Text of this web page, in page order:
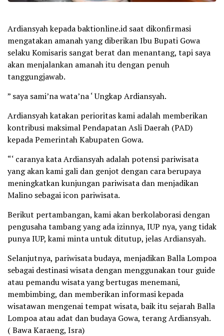
Ardiansyah kepada baktionline.id saat dikonfirmasi
mengatakan amanah yang diberikan Ibu Bupati Gowa
selaku Komisaris sangat berat dan menantang, tapi saya
akan menjalankan amanah itu dengan penuh
tanggungjawab.
” saya sami’na wata’na ‘ Ungkap Ardiansyah.
Ardiansyah katakan perioritas kami adalah memberikan
kontribusi maksimal Pendapatan Asli Daerah (PAD)
kepada Pemerintah Kabupaten Gowa.
“‘ caranya kata Ardiansyah adalah potensi pariwisata
yang akan kami gali dan genjot dengan cara berupaya
meningkatkan kunjungan pariwisata dan menjadikan
Malino sebagai icon pariwisata.
Berikut pertambangan, kami akan berkolaborasi dengan
pengusaha tambang yang ada izinnya, IUP nya, yang tidak
punya IUP, kami minta untuk ditutup, jelas Ardiansyah.
Selanjutnya, pariwisata budaya, menjadikan Balla Lompoa
sebagai destinasi wisata dengan menggunakan tour guide
atau pemandu wisata yang bertugas menemani,
membimbing, dan memberikan informasi kepada
wisatawan mengenai tempat wisata, baik itu sejarah Balla
Lompoa atau adat dan budaya Gowa, terang Ardiansyah.
( Bawa Karaeng, Isra)